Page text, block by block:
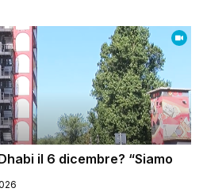
il 6 dicembre? “Siamo